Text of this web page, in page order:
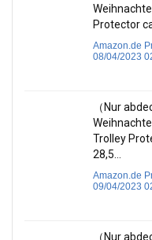
Protector
Amazon.de
08/04/2023
（Nur
Trolley
28,5…
Amazon.de
09/04/2023
（Nur